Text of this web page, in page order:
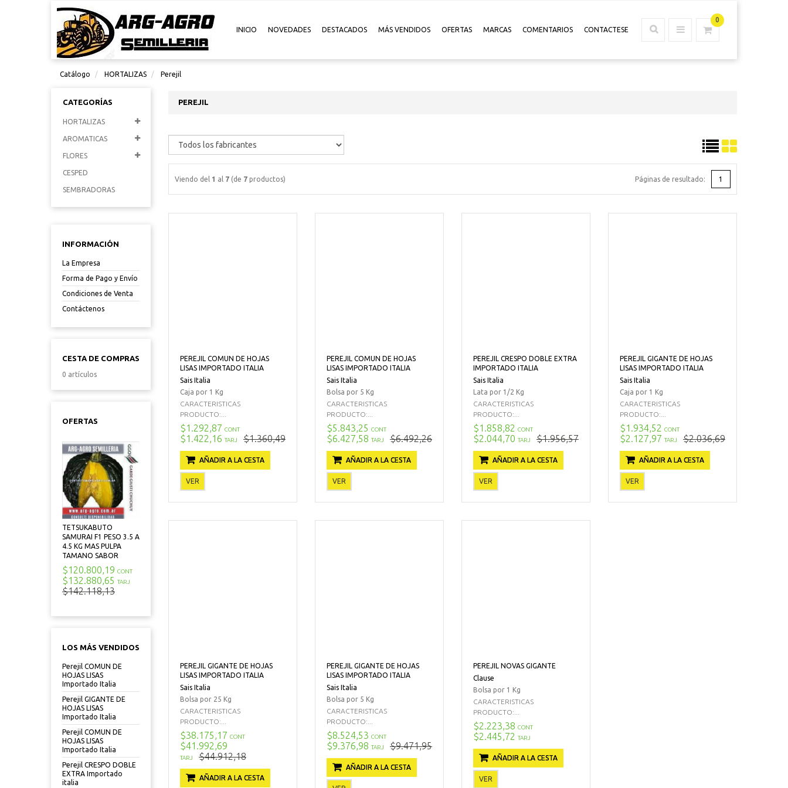
INICIO NOVEDADES DESTACADOS MÁS VENDIDOS OFERTAS MARCAS COMENTARIOS CONTACTESE
0
Catálogo HORTALIZAS Perejil
CATEGORÍAS
HORTALIZAS
AROMATICAS
FLORES
CESPED
SEMBRADORAS
INFORMACIÓN
La Empresa
Forma de Pago y Envío
Condiciones de Venta
Contáctenos
CESTA DE COMPRAS
0 artículos
OFERTAS
TETSUKABUTO
SAMURAI F1 PESO 3.5 A
4.5 KG MAS PULPA
TAMANO SABOR
$120.800,19 CONT
$132.880,65 TARJ
$142.118,13
LOS MÁS VENDIDOS
Perejil COMUN DE
HOJAS LISAS
Importado Italia
Perejil GIGANTE DE
HOJAS LISAS
Importado Italia
Perejil COMUN DE
HOJAS LISAS
Importado Italia
Perejil CRESPO DOBLE
EXTRA Importado
italia
PEREJIL
Viendo del 1 al 7 (de 7 productos) 1
Páginas de resultado:
PEREJIL COMUN DE HOJAS
LISAS IMPORTADO ITALIA
Sais Italia
Caja por 1 Kg
CARACTERISTICAS
PRODUCTO:...
$1.292,87 CONT
$1.422,16 TARJ $1.360,49
AÑADIR A LA CESTA
VER
PEREJIL COMUN DE HOJAS
LISAS IMPORTADO ITALIA
Sais Italia
Bolsa por 5 Kg
CARACTERISTICAS
PRODUCTO:...
$5.843,25 CONT
$6.427,58 TARJ $6.492,26
AÑADIR A LA CESTA
VER
PEREJIL CRESPO DOBLE EXTRA
IMPORTADO ITALIA
Sais Italia
Lata por 1/2 Kg
CARACTERISTICAS
PRODUCTO:...
$1.858,82 CONT
$2.044,70 TARJ $1.956,57
AÑADIR A LA CESTA
VER
PEREJIL GIGANTE DE HOJAS
LISAS IMPORTADO ITALIA
Sais Italia
Caja por 1 Kg
CARACTERISTICAS
PRODUCTO:...
$1.934,52 CONT
$2.127,97 TARJ $2.036,69
AÑADIR A LA CESTA
VER
PEREJIL GIGANTE DE HOJAS
LISAS IMPORTADO ITALIA
Sais Italia
Bolsa por 25 Kg
CARACTERISTICAS
PRODUCTO:...
$38.175,17 CONT
$41.992,69
TARJ $44.912,18
AÑADIR A LA CESTA
PEREJIL GIGANTE DE HOJAS
LISAS IMPORTADO ITALIA
Sais Italia
Bolsa por 5 Kg
CARACTERISTICAS
PRODUCTO:...
$8.524,53 CONT
$9.376,98 TARJ $9.471,95
AÑADIR A LA CESTA
PEREJIL NOVAS GIGANTE
Clause
Bolsa por 1 Kg
CARACTERISTICAS
PRODUCTO:...
$2.223,38 CONT
$2.445,72 TARJ
AÑADIR A LA CESTA
VER